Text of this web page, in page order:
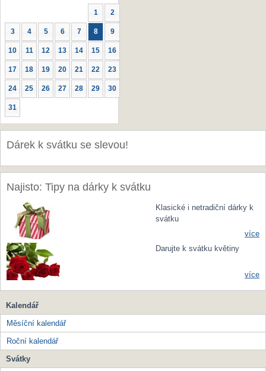
1 2
3 4 5 6 7 8 9
10 11 12 13 14 15 16
17 18 19 20 21 22 23
24 25 26 27 28 29 30
31
Dárek k svátku se slevou!
Najisto: Tipy na dárky k svátku
Klasické i netradiční dárky k
svátku
více
Darujte k svátku květiny
více
Kalendář
Měsíční kalendář
Roční kalendář
Svátky